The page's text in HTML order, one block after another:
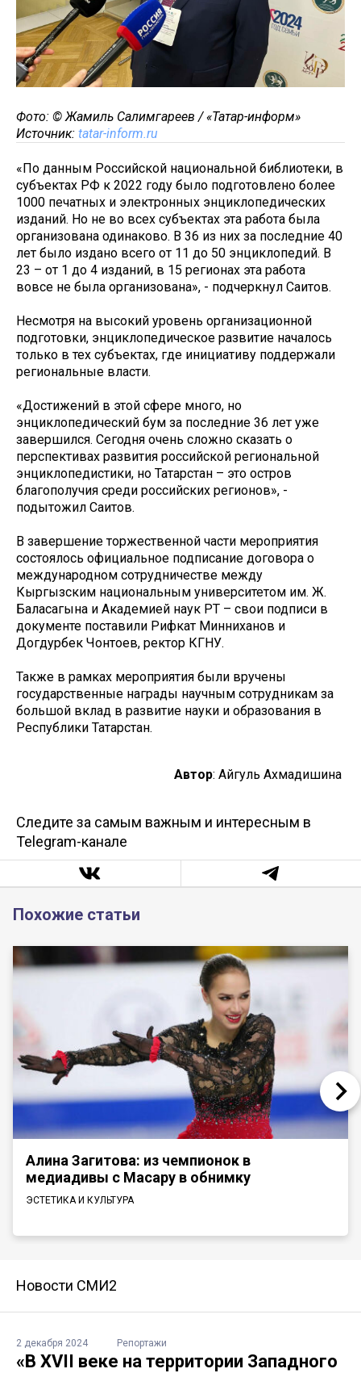
Фото: © Жамиль Салимгареев / «Татар-информ»
Источник: tatar-inform.ru
«По данным Российской национальной библиотеки, в
субъектах РФ к 2022 году было подготовлено более
1000 печатных и электронных энциклопедических
изданий. Но не во всех субъектах эта работа была
организована одинаково. В 36 из них за последние 40
лет было издано всего от 11 до 50 энциклопедий. В
23 – от 1 до 4 изданий, в 15 регионах эта работа
вовсе не была организована», - подчеркнул Саитов.
Несмотря на высокий уровень организационной
подготовки, энциклопедическое развитие началось
только в тех субъектах, где инициативу поддержали
региональные власти.
«Достижений в этой сфере много, но
энциклопедический бум за последние 36 лет уже
завершился. Сегодня очень сложно сказать о
перспективах развития российской региональной
энциклопедистики, но Татарстан – это остров
благополучия среди российских регионов», -
подытожил Саитов.
В завершение торжественной части мероприятия
состоялось официальное подписание договора о
международном сотрудничестве между
Кыргызским национальным университетом им. Ж.
Баласагына и Академией наук РТ – свои подписи в
документе поставили Рифкат Минниханов и
Догдурбек Чонтоев, ректор КГНУ.
Также в рамках мероприятия были вручены
государственные награды научным сотрудникам за
большой вклад в развитие науки и образования в
Республики Татарстан.
Автор: Айгуль Ахмадишина
Следите за самым важным и интересным в
Telegram-канале
Похожие статьи
Алина Загитова: из чемпионок в
медиадивы с Масару в обнимку
ЭСТЕТИКА И КУЛЬТУРА
Новости СМИ2
2 декабря 2024 Репортажи
«В XVII веке на территории Западного